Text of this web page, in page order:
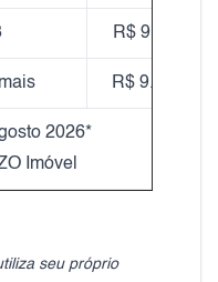
R$ 9.155,11
R$ 9.332,79
2026*
Imóvel
seu próprio